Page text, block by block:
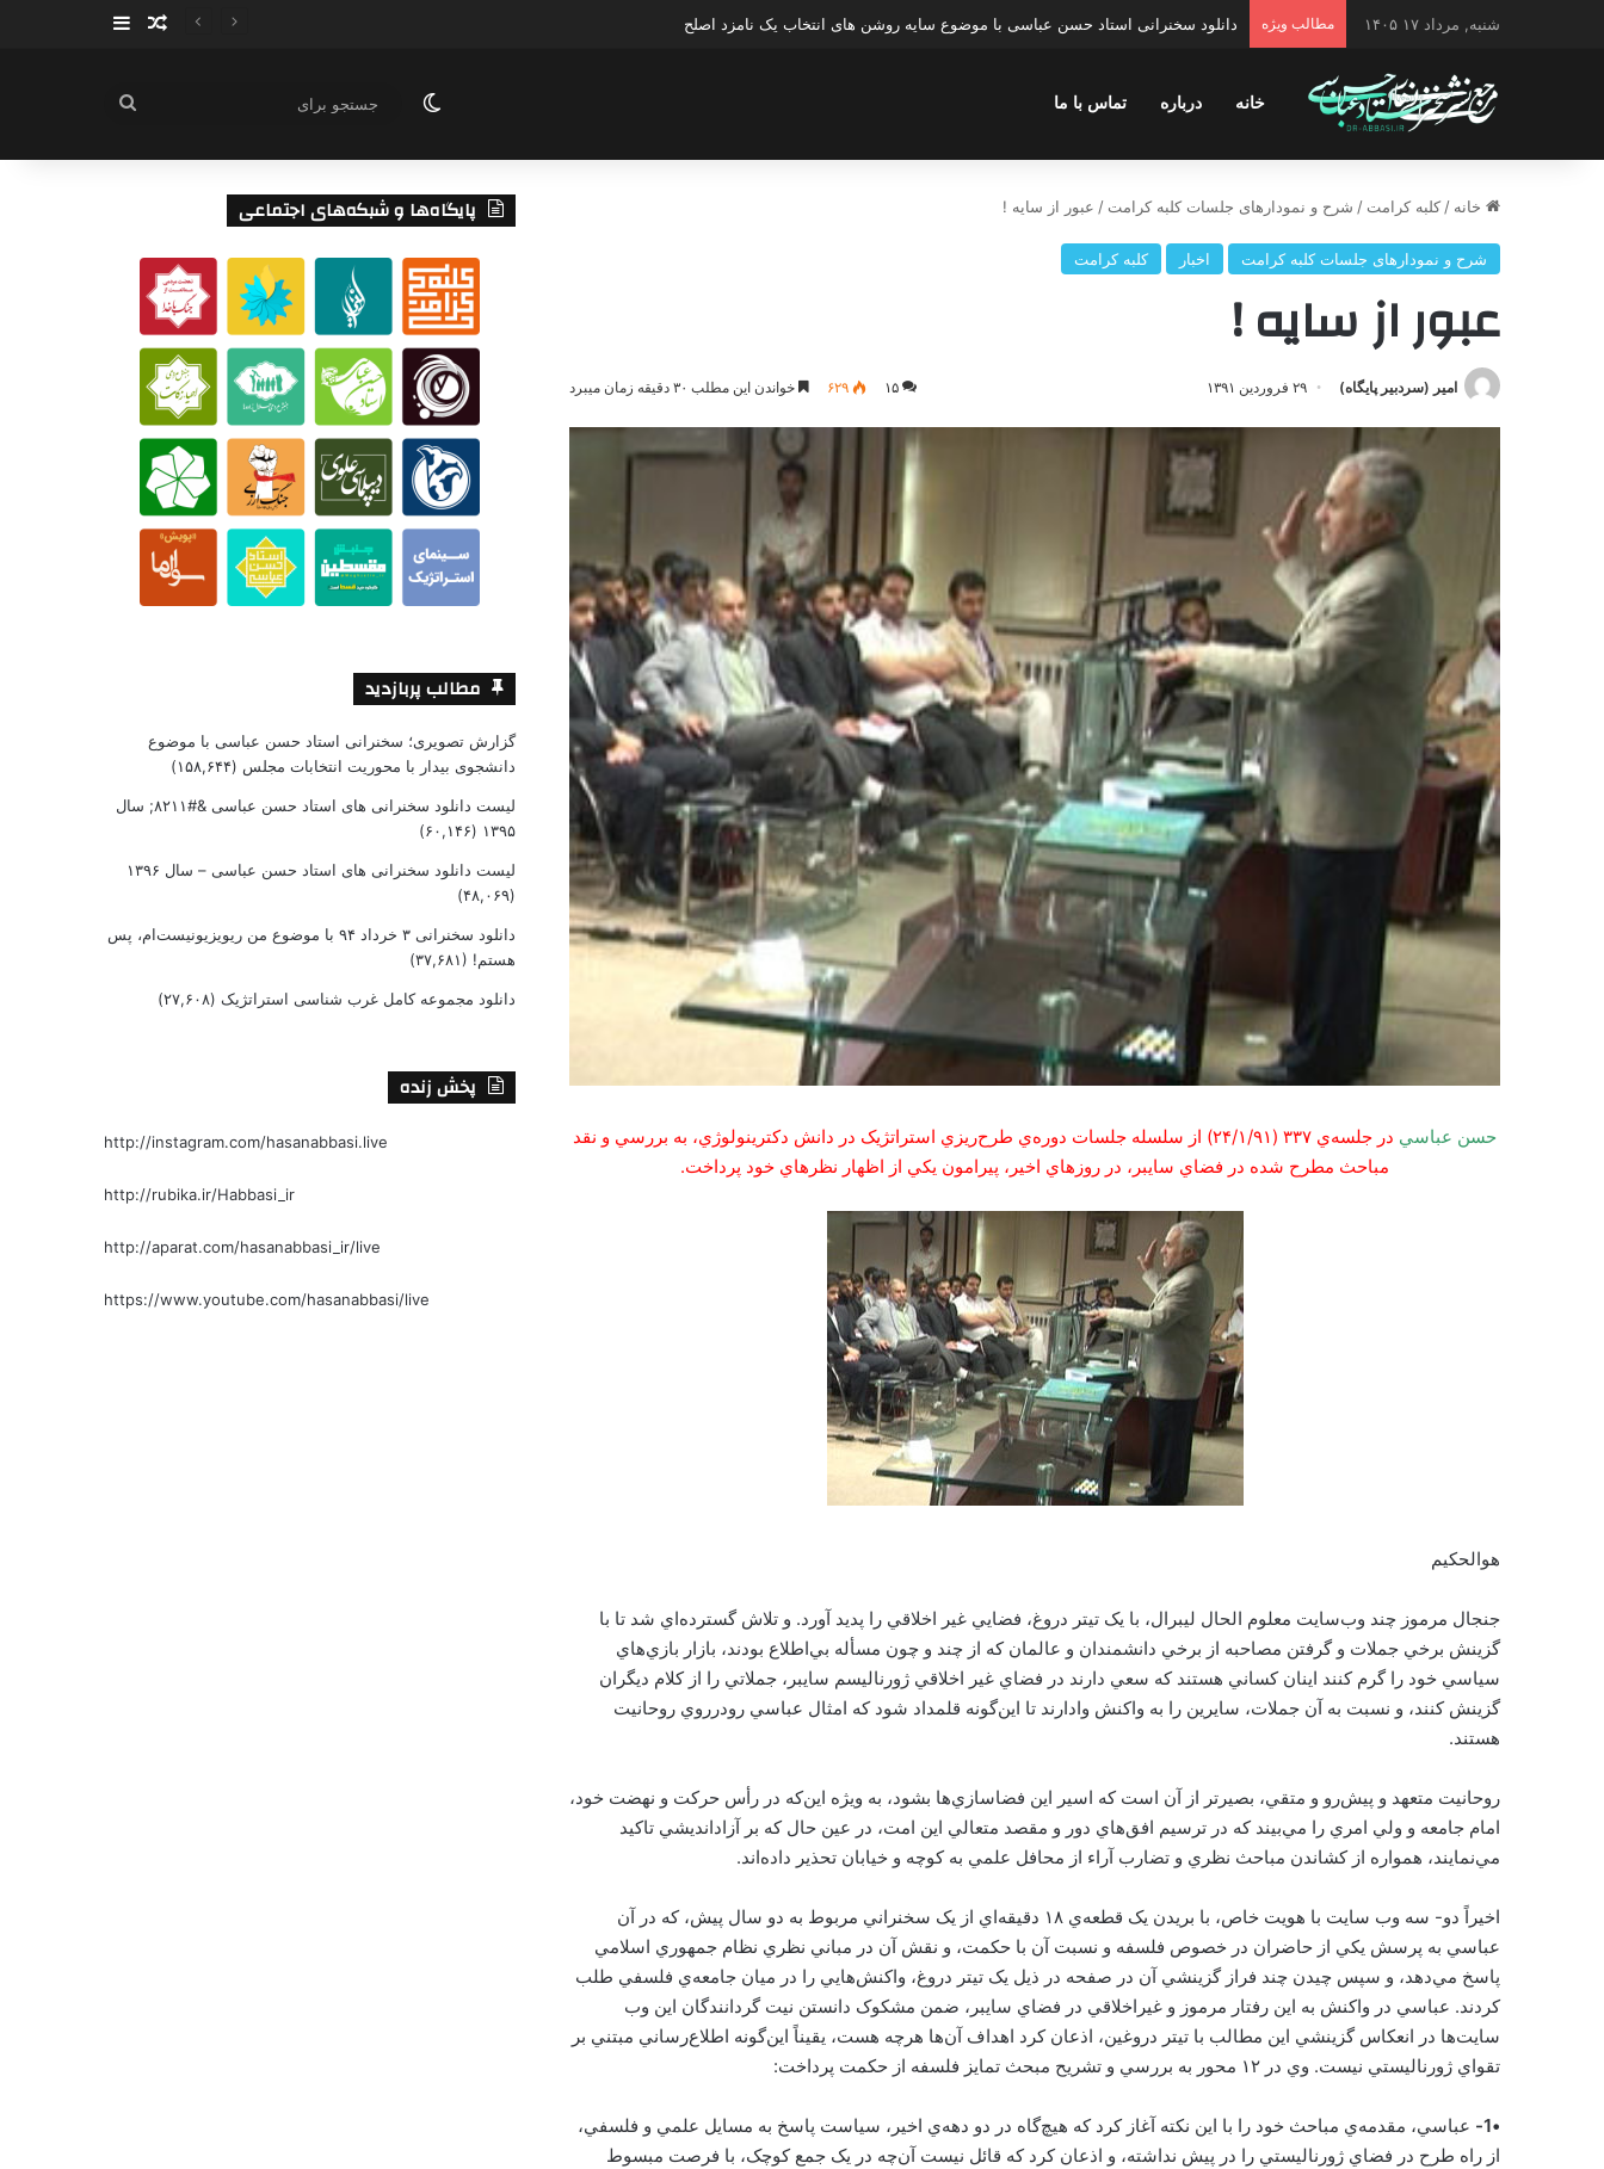
شنبه, مرداد ۱۷ ۱۴۰۵ مطالب ویژه دانلود سخنرانی استاد حسن عباسی با موضوع چهار انتخاب ۱۴۰۰ نوشته تصادفی
سایدبار
خانه درباره تماس با ما تغییر پوسته
جستجو
خانه / کلبه کرامت / شرح و نمودارهای جلسات کلبه کرامت / عبور از سایه !
شرح و نمودارهای جلسات کلبه کرامت اخبار کلبه کرامت
عبور از سایه !
امیر (سردبیر پایگاه) ۲۹ فروردین ۱۳۹۱ ۱۵ ۶۲۹ خواندن این مطلب ۳۰ دقیقه زمان میبرد
حسن عباسي
در جلسه‌ي ۳۳۷ (۲۴/۱/۹۱) از سلسله جلسات دوره‌ي طرح‌ريزي استراتژيک در دانش دکترينولوژي، به بررسي و نقد
مباحث مطرح شده در فضاي سايبر، در روزهاي اخير، پيرامون يکي از اظهار نظرهاي خود پرداخت.
هوالحکيم
جنجال مرموز چند وب‌سايت معلوم الحال ليبرال، با يک تيتر دروغ، فضايي غير اخلاقي را پديد آورد. و تلاش گسترده‌اي شد تا با
گزينش برخي جملات و گرفتن مصاحبه از برخي دانشمندان و عالمان که از چند و چون مسأله بي‌اطلاع بودند، بازار بازي‌هاي
سياسي خود را گرم کنند اينان کساني هستند که سعي دارند در فضاي غير اخلاقي ژورناليسم سايبر، جملاتي را از کلام ديگران
گزينش کنند، و نسبت به آن جملات، سايرين را به واکنش وادارند تا اين‌گونه قلمداد شود که امثال عباسي رودر‌روي روحانيت
هستند.
روحانيت متعهد و پيش‌رو و متقي، بصيرتر از آن است که اسير اين فضاسازي‌ها بشود، به ويژه اين‌که در رأس حرکت و نهضت خود،
امام جامعه و ولي امري را مي‌بيند که در ترسيم افق‌هاي دور و مقصد متعالي اين امت، در عين حال که بر آزادانديشي تاکيد
مي‌نمايند، همواره از کشاندن مباحث نظري و تضارب آراء از محافل علمي به کوچه و خيابان تحذير داده‌اند.
اخيراً دو- سه وب سايت با هويت خاص، با بريدن يک قطعه‌ي ۱۸ دقيقه‌اي از يک سخنراني مربوط به دو سال پيش، که در آن
عباسي به پرسش يکي از حاضران در خصوص فلسفه و نسبت آن با حکمت، و نقش آن در مباني نظري نظام جمهوري اسلامي
پاسخ مي‌دهد، و سپس چيدن چند فراز گزينشي آن در صفحه در ذيل يک تيتر دروغ، واکنش‌هايي را در ميان جامعه‌ي فلسفي طلب
کردند. عباسي در واکنش به اين رفتار مرموز و غيراخلاقي در فضاي سايبر، ضمن مشکوک دانستن نيت گردانندگان اين وب
سايت‌ها در انعکاس گزينشي اين مطالب با تيتر دروغين، اذعان کرد اهداف آن‌ها هرچه هست، يقيناً اين‌گونه اطلاع‌رساني مبتني بر
تقواي ژورناليستي نيست. وي در ۱۲ محور به بررسي و تشريح مبحث تمايز فلسفه از حکمت پرداخت:
•1-
عباسي، مقدمه‌ي مباحث خود را با اين نکته آغاز کرد که هيچ‌گاه در دو دهه‌ي اخير، سياست پاسخ به مسايل علمي و فلسفي،
از راه طرح در فضاي ژورناليستي را در پيش نداشته، و اذعان کرد که قائل نيست آن‌چه در يک جمع کوچک، با فرصت مبسوط
پایگاه‌ها و شبکه‌های اجتماعی
مطالب پربازدید
گزارش تصویری؛ سخنرانی استاد حسن عباسی با موضوع
دانشجوی بیدار با محوریت انتخابات مجلس (۱۵۸,۶۴۴)
لیست دانلود سخنرانی های استاد حسن عباسی &#۸۲۱۱; سال
۱۳۹۵ (۶۰,۱۴۶)
لیست دانلود سخنرانی های استاد حسن عباسی – سال ۱۳۹۶
(۴۸,۰۶۹)
دانلود سخنرانی ۳ خرداد ۹۴ با موضوع من ریویزیونیست‌ام، پس
هستم! (۳۷,۶۸۱)
دانلود مجموعه کامل غرب شناسی استراتژیک (۲۷,۶۰۸)
پخش زنده
http://instagram.com/hasanabbasi.live
http://rubika.ir/Habbasi_ir
http://aparat.com/hasanabbasi_ir/live
https://www.youtube.com/hasanabbasi/live